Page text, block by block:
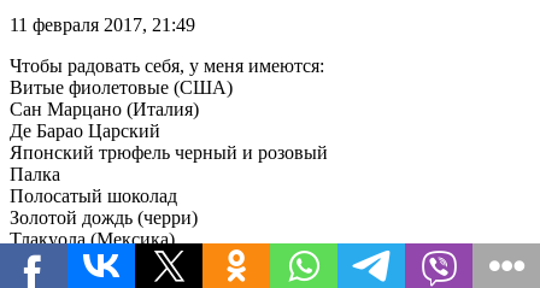
11 февраля 2017, 21:49
Чтобы радовать себя, у меня имеются:
Витые фиолетовые (США)
Сан Марцано (Италия)
Де Барао Царский
Японский трюфель черный и розовый
Палка
Полосатый шоколад
Золотой дождь (черри)
Тлакуола (Мексика)
Спагетти (Италия)
Бычье сердце